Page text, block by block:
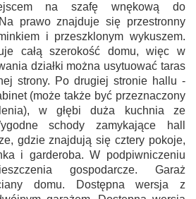
na szafę wnękową do
prawo znajduje się przestronny
i przeszklonym wykuszem.
całą szerokość domu, więc w
działki można usytuować taras
strony. Po drugiej stronie hallu -
(może także być przeznaczony
w głębi duża kuchnia ze
schody zamykające hall
gdzie znajdują się cztery pokoje,
i garderoba. W podpiwniczeniu
gospodarcze. Garaż
domu. Dostępna wersja z